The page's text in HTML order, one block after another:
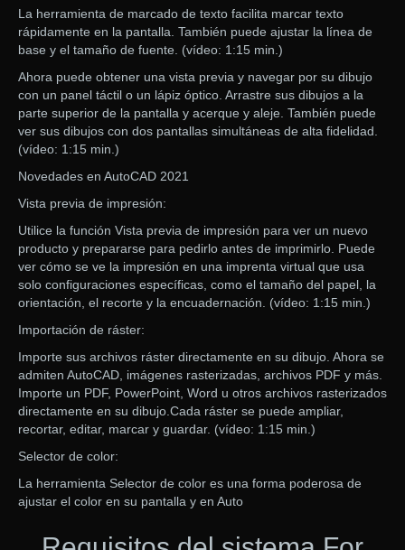
La herramienta de marcado de texto facilita marcar texto
rápidamente en la pantalla. También puede ajustar la línea de
base y el tamaño de fuente. (vídeo: 1:15 min.)
Ahora puede obtener una vista previa y navegar por su dibujo
con un panel táctil o un lápiz óptico. Arrastre sus dibujos a la
parte superior de la pantalla y acerque y aleje. También puede
ver sus dibujos con dos pantallas simultáneas de alta fidelidad.
(vídeo: 1:15 min.)
Novedades en AutoCAD 2021
Vista previa de impresión:
Utilice la función Vista previa de impresión para ver un nuevo
producto y prepararse para pedirlo antes de imprimirlo. Puede
ver cómo se ve la impresión en una imprenta virtual que usa
solo configuraciones específicas, como el tamaño del papel, la
orientación, el recorte y la encuadernación. (vídeo: 1:15 min.)
Importación de ráster:
Importe sus archivos ráster directamente en su dibujo. Ahora se
admiten AutoCAD, imágenes rasterizadas, archivos PDF y más.
Importe un PDF, PowerPoint, Word u otros archivos rasterizados
directamente en su dibujo.Cada ráster se puede ampliar,
recortar, editar, marcar y guardar. (vídeo: 1:15 min.)
Selector de color:
La herramienta Selector de color es una forma poderosa de
ajustar el color en su pantalla y en Auto